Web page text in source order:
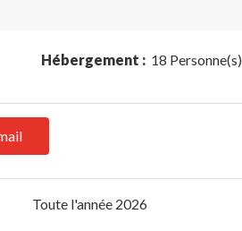
Hébergement : 18 Personne(s)
Toute l'année 2026